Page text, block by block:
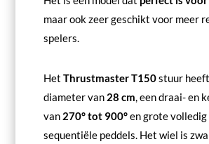
maar ook zeer geschikt voor meer
spelers.
HetThrustmaster T150stuur
diameter van 28 cm, een draai- en
van 270° tot 900°en grote
sequentiële peddels. Het wiel is